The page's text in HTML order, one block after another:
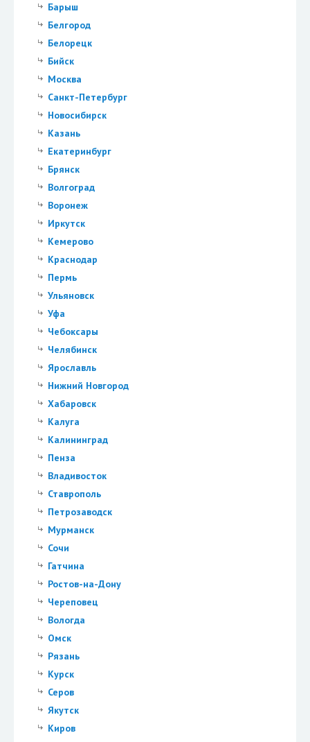
Барыш
Белгород
Белорецк
Бийск
Москва
Санкт-Петербург
Новосибирск
Казань
Екатеринбург
Брянск
Волгоград
Воронеж
Иркутск
Кемерово
Краснодар
Пермь
Ульяновск
Уфа
Чебоксары
Челябинск
Ярославль
Нижний Новгород
Хабаровск
Калуга
Калининград
Пенза
Владивосток
Ставрополь
Петрозаводск
Мурманск
Сочи
Гатчина
Ростов-на-Дону
Череповец
Вологда
Омск
Рязань
Курск
Серов
Якутск
Киров